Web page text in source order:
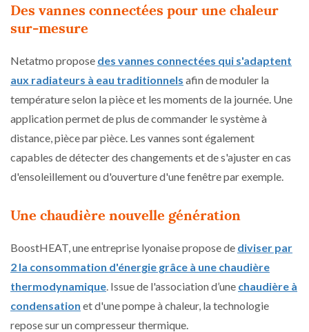
Des vannes connectées pour une chaleur
sur-mesure
Netatmo propose des vannes connectées qui s'adaptent
aux radiateurs à eau traditionnels afin de moduler la
température selon la pièce et les moments de la journée. Une
application permet de plus de commander le système à
distance, pièce par pièce. Les vannes sont également
capables de détecter des changements et de s'ajuster en cas
d'ensoleillement ou d'ouverture d'une fenêtre par exemple.
Une chaudière nouvelle génération
BoostHEAT, une entreprise lyonaise propose de diviser par
2 la consommation d'énergie grâce à une chaudière
thermodynamique . Issue de l'association d’une chaudière à
condensation et d'une pompe à chaleur, la technologie
repose sur un compresseur thermique.